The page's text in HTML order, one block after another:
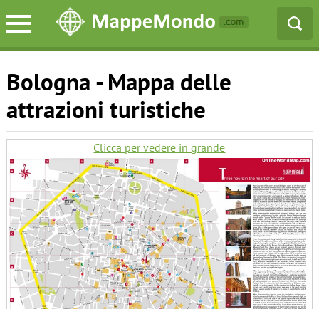
Bologna - Mappa delle
attrazioni turistiche
Clicca per vedere in grande